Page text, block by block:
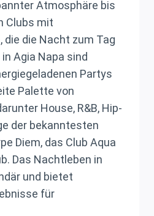
Atmosphäre bis
Clubs mit
die die Nacht zum Tag
Agia Napa sind
Partys
Palette von
House, R&B, Hip-
der bekanntesten
Diem, das Club Aqua
Das Nachtleben in
und bietet
für